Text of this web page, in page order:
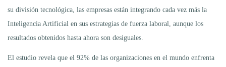
su división tecnológica, las empresas están integrando cada vez más la
Inteligencia Artificial en sus estrategias de fuerza laboral, aunque los
resultados obtenidos hasta ahora son desiguales.
El estudio revela que el 92% de las organizaciones en el mundo enfrenta